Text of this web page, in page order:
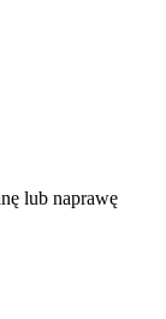
lub naprawę